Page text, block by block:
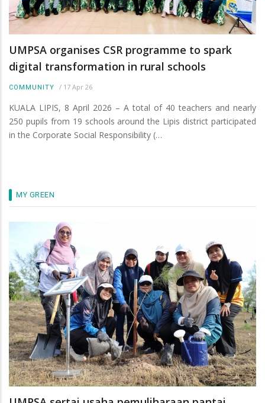
UMPSA organises CSR programme to spark
digital transformation in rural schools
COMMUNITY / 17 Apr 26
KUALA LIPIS, 8 April 2026 – A total of 40 teachers and nearly
250 pupils from 19 schools around the Lipis district participated
in the Corporate Social Responsibility (…
MY GREEN